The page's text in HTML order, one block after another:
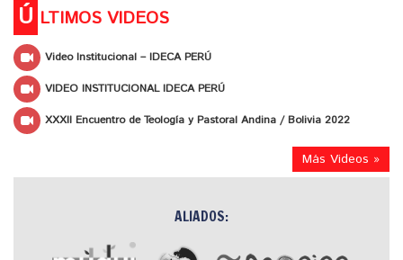
Ú LTIMOS VIDEOS
Video Institucional – IDECA PERÚ
VIDEO INSTITUCIONAL IDECA PERÚ
XXXII Encuentro de Teología y Pastoral Andina / Bolivia 2022
Más Videos »
ALIADOS: